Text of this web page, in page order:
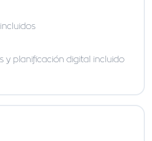
y planificación digital incluido